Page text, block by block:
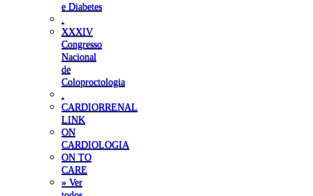
e Diabetes
XXXIV
Congresso
Nacional
de
Coloproctologia
CARDIORRENAL
LINK
ON
CARDIOLOGIA
ON TO
CARE
» Ver